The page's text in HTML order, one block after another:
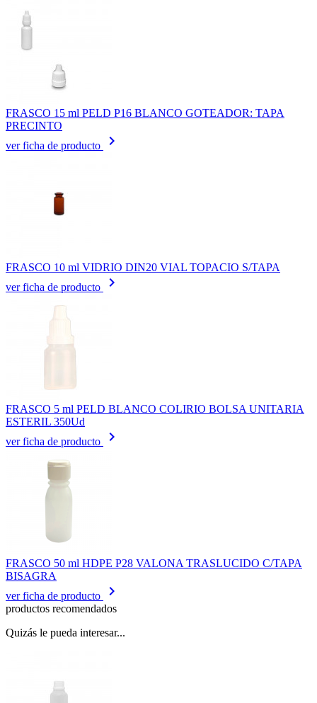
FRASCO 15 ml PELD P16 BLANCO GOTEADOR: TAPA
PRECINTO
ver ficha de producto
keyboard_arrow_right
FRASCO 10 ml VIDRIO DIN20 VIAL TOPACIO S/TAPA
ver ficha de producto
keyboard_arrow_right
FRASCO 5 ml PELD BLANCO COLIRIO BOLSA UNITARIA
ESTERIL 350Ud
ver ficha de producto
keyboard_arrow_right
FRASCO 50 ml HDPE P28 VALONA TRASLUCIDO C/TAPA
BISAGRA
ver ficha de producto
keyboard_arrow_right
productos recomendados
Quizás le pueda interesar...